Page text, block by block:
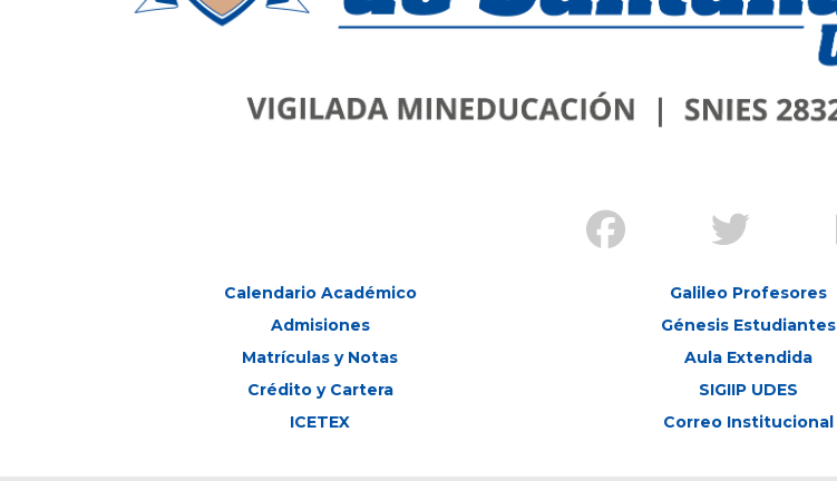
Calendario Académico
Admisiones
Matrículas y Notas
Crédito y Cartera
ICETEX
Galileo Profesores
Génesis Estudiantes
Aula Extendida
SIGIIP UDES
Correo Institucional